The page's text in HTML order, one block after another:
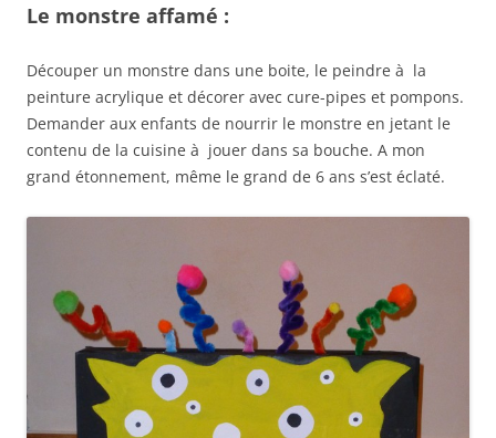
Le monstre affamé :
Découper un monstre dans une boite, le peindre à la
peinture acrylique et décorer avec cure-pipes et pompons.
Demander aux enfants de nourrir le monstre en jetant le
contenu de la cuisine à jouer dans sa bouche. A mon
grand étonnement, même le grand de 6 ans s’est éclaté.